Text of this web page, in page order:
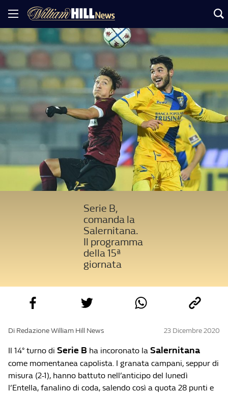
Serie B,
comanda la
Salernitana.
Il programma
della 15ª
giornata
Di Redazione William Hill News 23 Dicembre 2020
Il 14° turno di Serie B ha incoronato la Salernitana
come momentanea capolista. I granata campani, seppur di
misura (2-1), hanno battuto nell’anticipo del lunedì
l’Entella, fanalino di coda, salendo così a quota 28 punti e